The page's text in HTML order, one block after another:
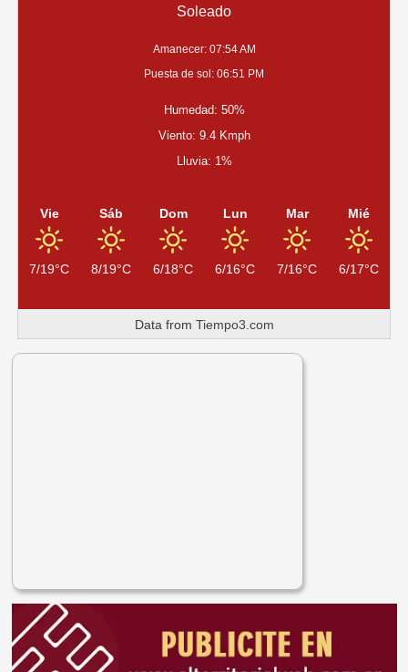
Soleado
Amanecer: 07:54 AM
Puesta de sol: 06:51 PM
Humedad: 50%
Viento: 9.4 Kmph
Lluvia: 1%
Vie
7/19°C
Sáb
8/19°C
Dom
6/18°C
Lun
6/16°C
Mar
7/16°C
Mié
6/17°C
Data from Tiempo3.com